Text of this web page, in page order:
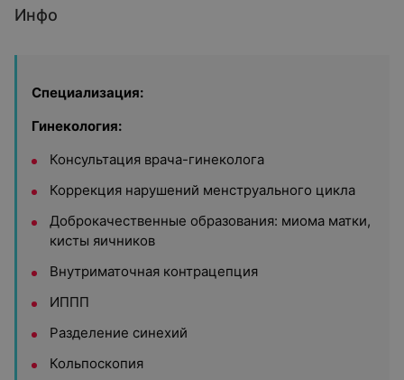
Инфо
Специализация:
Гинекология:
Консультация врача-гинеколога
Коррекция нарушений менструального цикла
Доброкачественные образования: миома матки,
кисты яичников
Внутриматочная контрацепция
ИППП
Разделение синехий
Кольпоскопия